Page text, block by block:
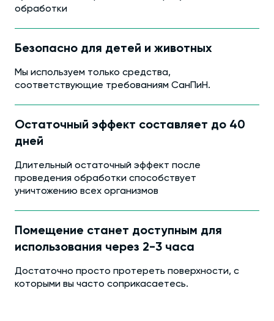
обработки
Безопасно для детей и животных
Мы используем только средства,
соответствующие требованиям СанПиН.
Остаточный эффект составляет до 40
дней
Длительный остаточный эффект после
проведения обработки способствует
уничтожению всех организмов
Помещение станет доступным для
использования через 2-3 часа
Достаточно просто протереть поверхности, с
которыми вы часто соприкасаетесь.